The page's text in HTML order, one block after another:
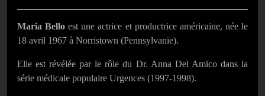
Maria Bello est une actrice et productrice américaine, née le
18 avril 1967 à Norristown (Pennsylvanie).
Elle est révélée par le rôle du Dr. Anna Del Amico dans la
série médicale populaire Urgences (1997-1998).